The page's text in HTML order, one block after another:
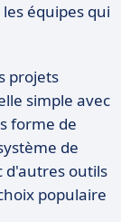
équipes qui
projets
simple avec
forme de
de
d'autres outils
populaire